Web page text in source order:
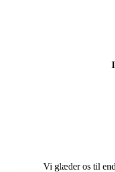
Vi glæder os til